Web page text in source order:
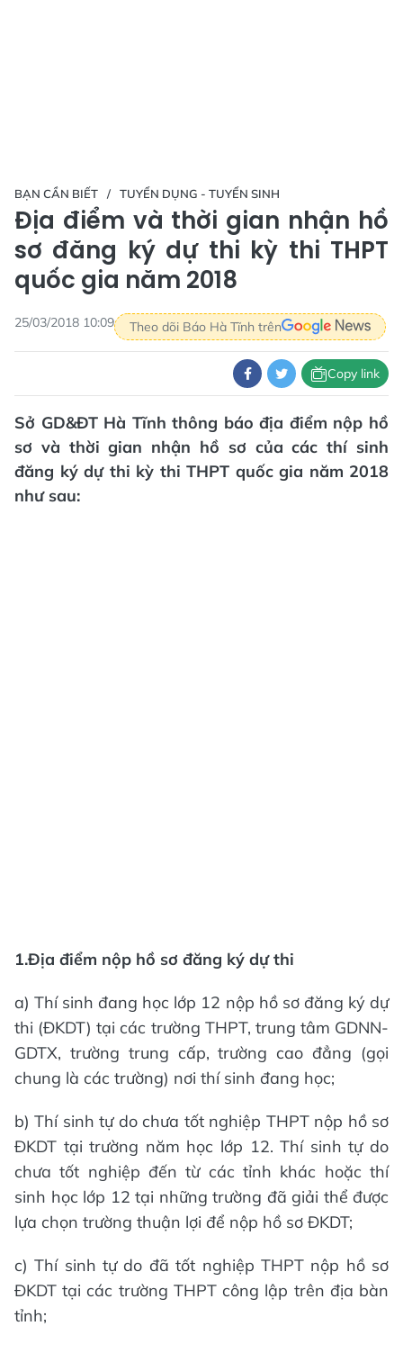
BẠN CẦN BIẾT TUYỂN DỤNG - TUYỂN SINH
Địa điểm và thời gian nhận hồ
sơ đăng ký dự thi kỳ thi THPT
quốc gia năm 2018
25/03/2018 10:09 Theo dõi Báo Hà Tĩnh trên
Copy link
Sở GD&ĐT Hà Tĩnh thông báo địa điểm nộp hồ
sơ và thời gian nhận hồ sơ của các thí sinh
đăng ký dự thi kỳ thi THPT quốc gia năm 2018
như sau:
1.Địa điểm nộp hồ sơ đăng ký dự thi
a) Thí sinh đang học lớp 12 nộp hồ sơ đăng ký dự
thi (ĐKDT) tại các trường THPT, trung tâm GDNN-
GDTX, trường trung cấp, trường cao đẳng (gọi
chung là các trường) nơi thí sinh đang học;
b) Thí sinh tự do chưa tốt nghiệp THPT nộp hồ sơ
ĐKDT tại trường năm học lớp 12. Thí sinh tự do
chưa tốt nghiệp đến từ các tỉnh khác hoặc thí
sinh học lớp 12 tại những trường đã giải thể được
lựa chọn trường thuận lợi để nộp hồ sơ ĐKDT;
c) Thí sinh tự do đã tốt nghiệp THPT nộp hồ sơ
ĐKDT tại các trường THPT công lập trên địa bàn
tỉnh;